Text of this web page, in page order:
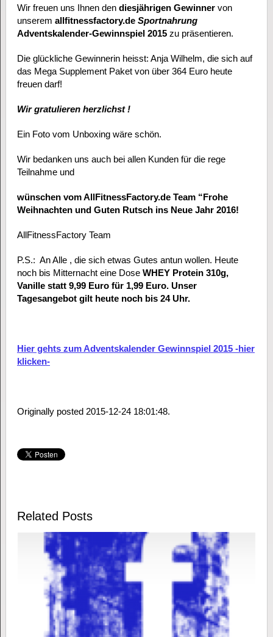
Wir freuen uns Ihnen den diesjährigen Gewinnervon
unserem allfitnessfactory.de Sportnahrung
Adventskalender-Gewinnspiel 2015zu präsentieren.
Die glückliche Gewinnerin heisst: Anja Wilhelm, die sich auf
das Mega Supplement Paket von über 364 Euro heute
freuen darf!
Wir gratulieren herzlichst !
Ein Foto vom Unboxing wäre schön.
Wir bedanken uns auch bei allen Kunden für die rege
Teilnahme und
wünschen vom AllFitnessFactory.de Team “Frohe
Weihnachten und Guten Rutsch ins Neue Jahr 2016!
AllFitnessFactory Team
P.S.: An Alle , die sich etwas Gutes antun wollen. Heute
noch bis Mitternacht eine Dose WHEY Protein 310g,
Vanille statt 9,99 Euro für 1,99 Euro. Unser
Tagesangebot gilt heute noch bis 24 Uhr.
Hier gehts zum Adventskalender Gewinnspiel 2015 -hier
klicken-
Originally posted 2015-12-24 18:01:48.
Related Posts